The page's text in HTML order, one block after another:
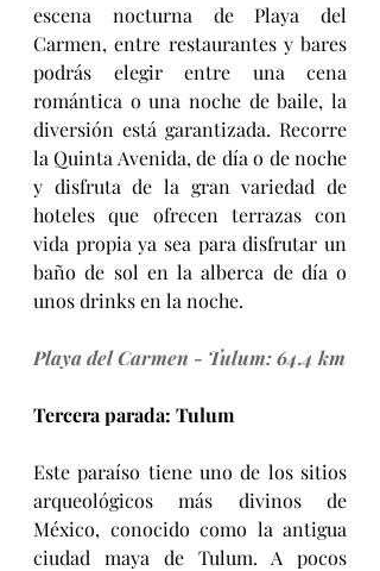
escena nocturna de Playa del
Carmen, entre restaurantes y bares
podrás elegir entre una cena
romántica o una noche de baile, la
diversión está garantizada. Recorre
la Quinta Avenida, de día o de noche
y disfruta de la gran variedad de
hoteles que ofrecen terrazas con
vida propia ya sea para disfrutar un
baño de sol en la alberca de día o
unos drinks en la noche.
Playa del Carmen - Tulum: 64.4 km
Tercera parada: Tulum
Este paraíso tiene uno de los sitios
arqueológicos más divinos de
México, conocido como la antigua
ciudad maya de Tulum. A pocos